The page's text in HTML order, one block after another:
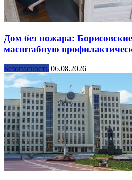
Дом без пожара:
масштабную
Безопасность 06.08.2026